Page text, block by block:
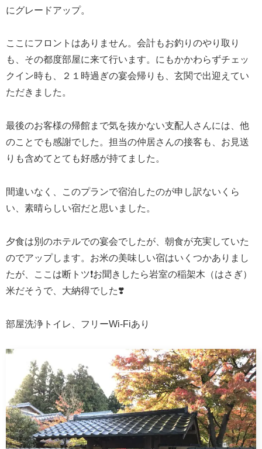
にグレードアップ。
ここにフロントはありません。会計もお釣りのやり取り
も、その都度部屋に来て行います。にもかかわらずチェッ
クイン時も、‪２１時過ぎの宴会帰りも、玄関で出迎えてい
ただきました。
最後のお客様の帰館まで気を抜かない支配人さんには、他
のことでも感謝でした。担当の仲居さんの接客も、お見送
りも含めてとても好感が持てました。
間違いなく、このプランで宿泊したのが申し訳ないくら
い、素晴らしい宿だと思いました。
夕食は別のホテルでの宴会でしたが、朝食が充実していた
のでアップします。お米の美味しい宿はいくつかありまし
たが、ここは断トツ❗️お聞きしたら岩室の稲架木（はさぎ）
米だそうで、大納得でした❣️
部屋洗浄トイレ、フリーWi-Fiあり